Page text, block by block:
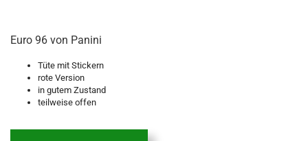
Euro 96 von Panini
Tüte mit Stickern
rote Version
in gutem Zustand
teilweise offen